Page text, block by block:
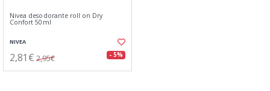
Nivea desodorante roll on Dry
Confort 50ml
NIVEA
2,81€ 2,95€ - 5%